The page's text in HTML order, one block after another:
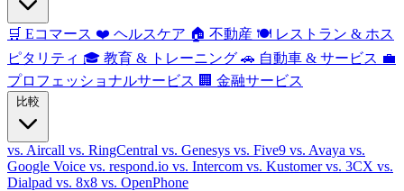
🛒 Eコマース ❤️ ヘルスケア 🏠 不動産 🍽️ レストラン & ホス
ピタリティ 🎓 教育 & トレーニング 🚗 自動車 & サービス 💼
プロフェッショナルサービス 🏢 金融サービス
比較
vs. Aircall vs. RingCentral vs. Genesys vs. Five9 vs. Avaya vs.
Google Voice vs. respond.io vs. Intercom vs. Kustomervs. 3CX vs.
Dialpad vs. 8x8 vs. OpenPhone